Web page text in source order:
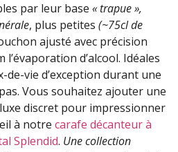
par leur base « trapue »,
, plus petites (~75cl de
ajusté avec précision
d’alcool. Idéales
vie d’exception durant une
Vous souhaitez ajouter une
discret pour impressionner
à notre carafe décanteur à
Splendid. Une collection